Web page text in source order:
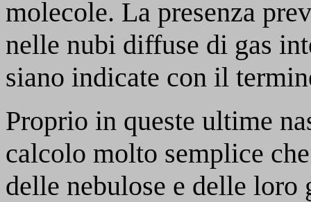
molecole. La presenza
nelle nubi diffuse di gas
siano indicate con il
Proprio in queste ultime
calcolo molto semplice
delle nebulose e delle